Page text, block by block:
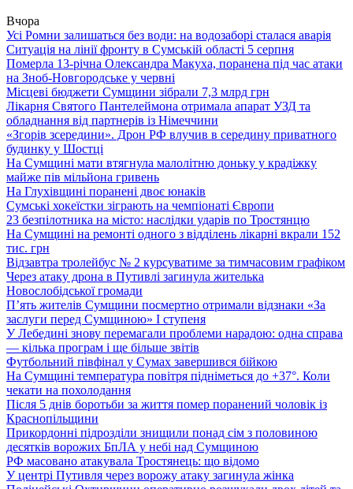
Вчора
Усі Ромни залишаться без води: на водозаборі сталася аварія
Ситуація на лінії фронту в Сумській області 5 серпня
Померла 13-річна Олександра Макуха, поранена під час атаки
на Зноб-Новгородське у червні
Місцеві бюджети Сумщини зібрали 7,3 млрд грн
Лікарня Святого Пантелеймона отримала апарат УЗД та
обладнання від партнерів із Німеччини
«Згорів зсередини». Дрон РФ влучив в середину приватного
будинку у Шостці
На Сумщині мати втягнула малолітню доньку у крадіжку
майже пів мільйона гривень
На Глухівщині поранені двоє юнаків
Сумські хокеїстки зіграють на чемпіонаті Європи
23 безпілотника на місто: наслідки ударів по Тростянцю
На Сумщині на ремонті одного з відділень лікарні вкрали 152
тис. грн
Відзавтра тролейбус № 2 курсуватиме за тимчасовим графіком
Через атаку дрона в Путивлі загинула жителька
Новослобідської громади
П’ять жителів Сумщини посмертно отримали відзнаки «За
заслуги перед Сумщиною» І ступеня
У Лебедині знову перемагали проблеми нарадою: одна справа
— кілька програм і ще більше звітів
Футбольний півфінал у Сумах завершився бійкою
На Сумщині температура повітря підніметься до +37°. Коли
чекати на похолодання
Після 5 днів боротьби за життя помер поранений чоловік із
Краснопільщини
Прикордонні підрозділи знищили понад сім з половиною
десятків ворожих БпЛА у небі над Сумщиною
РФ масовано атакувала Тростянець: що відомо
У центрі Путивля через ворожу атаку загинула жінка